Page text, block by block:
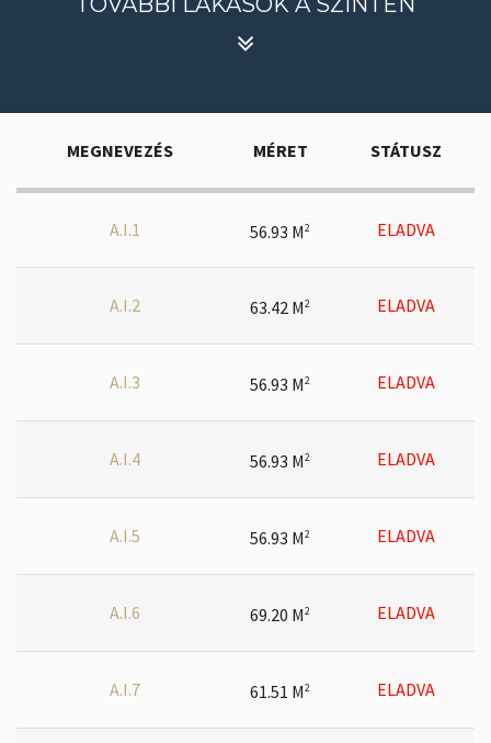
MEGNEVEZÉS MÉRET STÁTUSZ
A.I.1 56.93 M2 ELADVA
A.I.2 63.42 M2 ELADVA
A.I.3 56.93 M2 ELADVA
A.I.4 56.93 M2 ELADVA
A.I.5 56.93 M2 ELADVA
A.I.6 69.20 M2 ELADVA
A.I.7 61.51 M2 ELADVA